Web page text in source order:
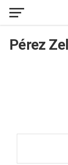
Pérez